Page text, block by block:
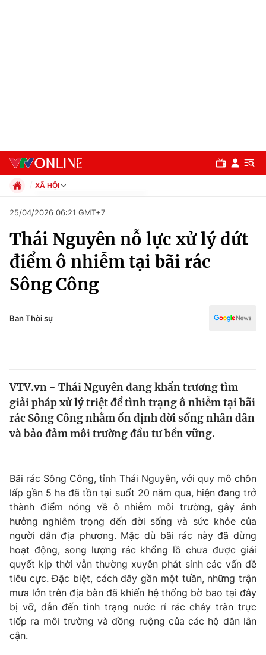
Chuyên mục
Chính trị
Thế giới
Tin tức
Câu chuyện quốc tế
Thị trường
Góc doanh nghiệp
Dữ liệu và đời sống
Truyền hình
Phim VTV
Hậu trường
Nhân vật
Khán giả
Giải sao mai
Giải trí
Điện ảnh
Âm nhạc
Sao
Đời sống
Du lịch
Làm đẹp
Giáo dục
Tuyển sinh
XÃ HỘI
Xã hội
Pháp luật
Kinh tế
Thể thao
Truyền hình
Văn hóa - Giải trí
Đời sống
25/04/2026 06:21 GMT+7
Thái Nguyên nỗ lực xử lý dứt
điểm ô nhiễm tại bãi rác
Sông Công
Ban Thời sự
VTV.vn - Thái Nguyên đang khẩn trương tìm
giải pháp xử lý triệt để tình trạng ô nhiễm tại bãi
rác Sông Công nhằm ổn định đời sống nhân dân
và bảo đảm môi trường đầu tư bền vững.
Bãi rác Sông Công, tỉnh Thái Nguyên, với quy mô chôn
lấp gần 5 ha đã tồn tại suốt 20 năm qua, hiện đang trở
thành điểm nóng về ô nhiễm môi trường, gây ảnh
hưởng nghiêm trọng đến đời sống và sức khỏe của
người dân địa phương. Mặc dù bãi rác này đã dừng
hoạt động, song lượng rác khổng lồ chưa được giải
quyết kịp thời vẫn thường xuyên phát sinh các vấn đề
tiêu cực. Đặc biệt, cách đây gần một tuần, những trận
mưa lớn trên địa bàn đã khiến hệ thống bờ bao tại đây
bị vỡ, dẫn đến tình trạng nước rỉ rác chảy tràn trực
tiếp ra môi trường và đồng ruộng của các hộ dân lân
cận.